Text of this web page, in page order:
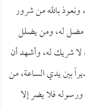
ونعوذ بالله من شرور
مضل له، ومن يضلل
لا شريك له، وأشهد أن
بين يدي الساعة، من
فلا يضر إلا